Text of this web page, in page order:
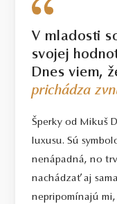
V mladosti
svojej
Dnes viem,
prichádza
Šperky od Mikuš
luxusu. Sú
nenápadná, no
nachádzať aj
nepripomínajú